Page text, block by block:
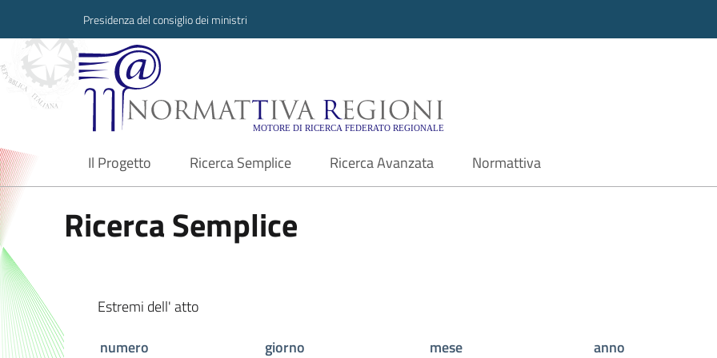
Presidenza del consiglio dei ministri
Normattiva Regioni - Motore di ricerca
Il Progetto
current Ricerca Semplice Ricerca Avanzata Normattiva
Ricerca Semplice
Estremi dell' atto
numero
giorno mese
anno